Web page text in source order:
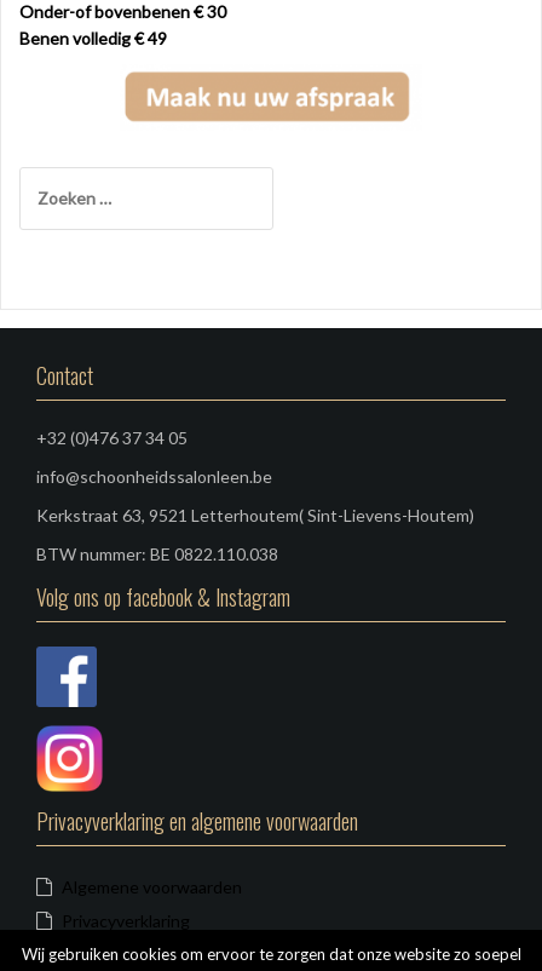
Onder-of bovenbenen € 30
Benen volledig € 49
e
Contact
+32 (0)476 37 34 05
info@schoonheidssalonleen.be
Kerkstraat 63, 9521 Letterhoutem( Sint-Lievens-Houtem)
BTW nummer: BE 0822.110.038
Volg ons op facebook & Instagram
Privacyverklaring en algemene voorwaarden
Algemene voorwaarden
Privacyverklaring
Wij gebruiken cookies om ervoor te zorgen dat onze website zo soepel